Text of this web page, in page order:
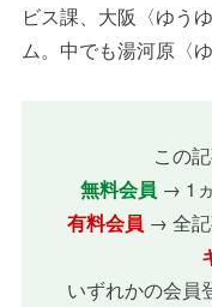
ビス課、大阪〈ゆう
ム。中でも湯河原〈
この
無料会員 → 1
有料会員 → 全
いずれかの会員